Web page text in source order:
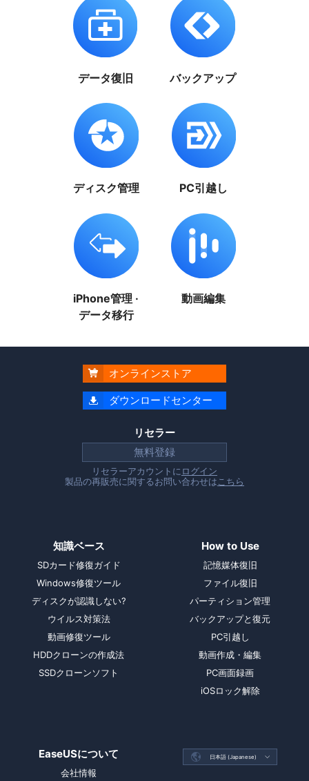
データ復旧 バックアップ
ディスク管理 PC引越し
iPhone管理 ·
データ移行
動画編集
 オンラインストア
 ダウンロードセンター
リセラー
無料登録
リセラーアカウントにログイン
製品の再販売に関するお問い合わせはこちら
知識ベース
SDカード修復ガイド
Windows修復ツール
ディスクが認識しない?
ウイルス対策法
動画修復ツール
HDDクローンの作成法
SSDクローンソフト
How to Use
記憶媒体復旧
ファイル復旧
パーティション管理
バックアップと復元
PC引越し
動画作成・編集
PC画面録画
iOSロック解除
EaseUSについて
会社情報
 日本語 (Japanese) 